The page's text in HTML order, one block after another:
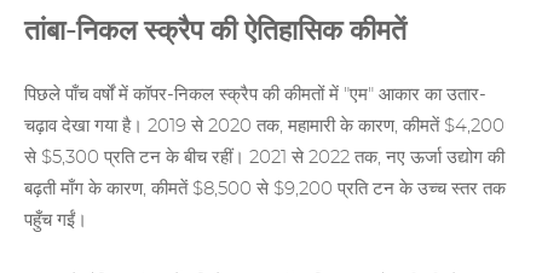
तांबा-निकल स्क्रैप की ऐतिहासिक कीमतें
पिछले पाँच वर्षों में कॉपर-निकल स्क्रैप की कीमतों में "एम" आकार का उतार-
चढ़ाव देखा गया है। 2019 से 2020 तक, महामारी के कारण, कीमतें $4,200
से $5,300 प्रति टन के बीच रहीं। 2021 से 2022 तक, नए ऊर्जा उद्योग की
बढ़ती माँग के कारण, कीमतें $8,500 से $9,200 प्रति टन के उच्च स्तर तक
पहुँच गईं।